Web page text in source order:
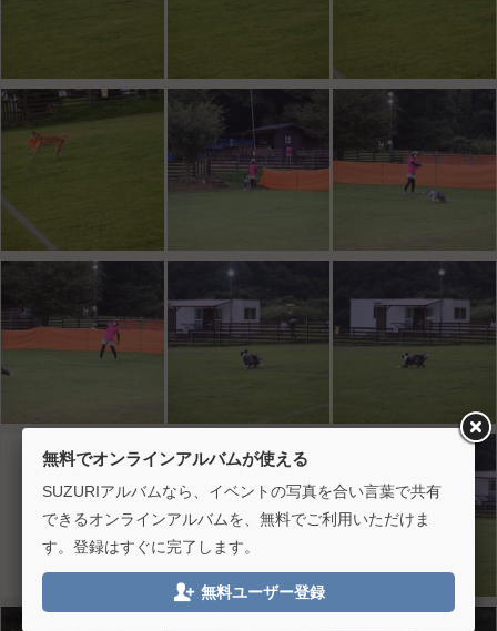
無料でオンラインアルバムが使える
SUZURIアルバムなら、イベントの写真を合い言葉で共有
できるオンラインアルバムを、無料でご利用いただけま
す。登録はすぐに完了します。
 無料ユーザー登録